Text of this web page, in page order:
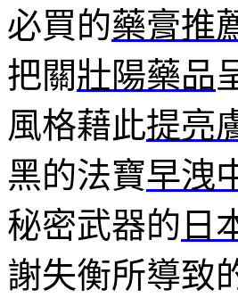
必買的藥膏推
把關壯陽藥品
風格藉此提亮
黑的法寶早洩
秘密武器的 日
謝失衡所導致